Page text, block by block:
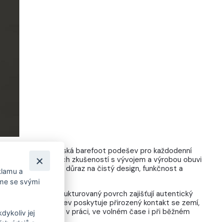
navržena jako městská barefoot podešev pro každodenní
z dlouholetých zkušeností s vývojem a výrobou obuvi
a klade důraz na čistý design, funkčnost a
drop a jemně strukturovaný povrch zajišťují autentický
po městě. Podešev poskytuje přirozený kontakt se zemí,
nošení – v práci, ve volném čase i při běžném
a
se svými
jej